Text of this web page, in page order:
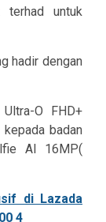
untuk
hadir dengan
O FHD+
badan
AI 16MP(